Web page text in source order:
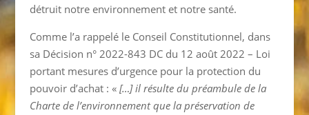
détruit notre environnement et notre santé.
Comme l’a rappelé le Conseil Constitutionnel, dans
sa Décision n° 2022-843 DC du 12 août 2022 – Loi
portant mesures d’urgence pour la protection du
pouvoir d’achat : « […] il résulte du préambule de la
Charte de l’environnement que la préservation de